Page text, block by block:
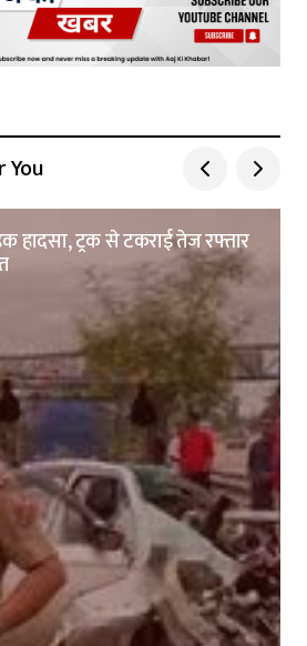
You
हादसा, ट्रक से टकराई तेज रफ्तार